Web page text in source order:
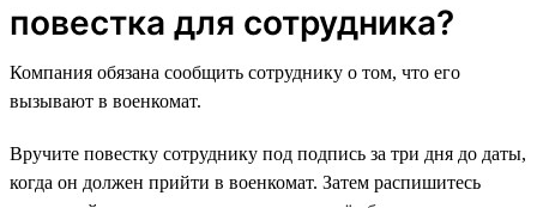
повестка для сотрудника?
Компания обязана сообщить сотруднику о том, что его
вызывают в военкомат.
Вручите повестку сотруднику под подпись за три дня до даты,
когда он должен прийти в военкомат. Затем распишитесь